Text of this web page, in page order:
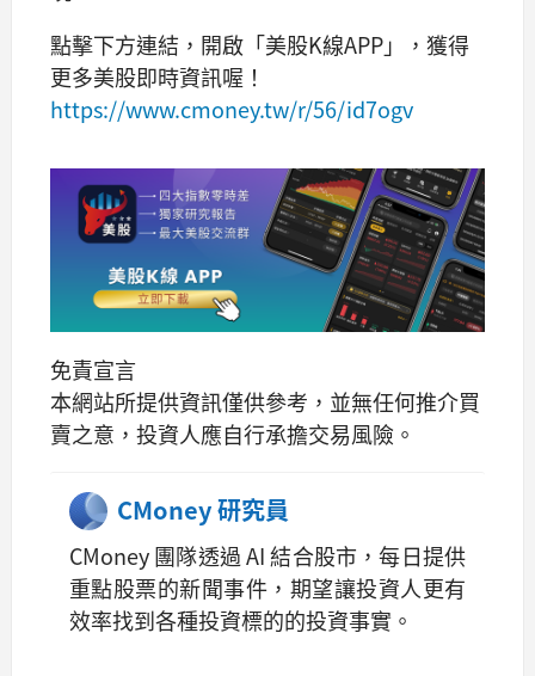
點擊下方連結，開啟「美股K線APP」，獲得
更多美股即時資訊喔！
https://www.cmoney.tw/r/56/id7ogv
免責宣言
本網站所提供資訊僅供參考，並無任何推介買
賣之意，投資人應自行承擔交易風險。
CMoney 研究員
CMoney 團隊透過 AI 結合股市，每日提供
重點股票的新聞事件，期望讓投資人更有
效率找到各種投資標的的投資事實。